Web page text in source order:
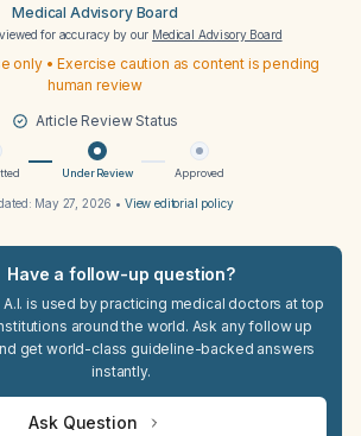
Medical Advisory Board
for accuracy by our Medical Advisory Board
only • Exercise caution as content is pending
human review
Article Review Status
Under Review Approved
May 27, 2026 • View editorial policy
Have a follow-up question?
A.I. is used by practicing medical doctors at top
around the world. Ask any follow up
get world-class guideline-backed answers
instantly.
Ask Question